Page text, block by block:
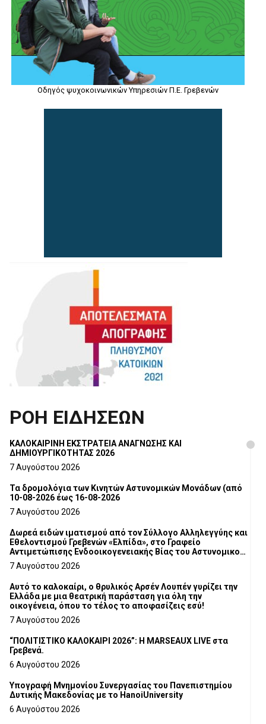
Οδηγός ψυχοκοινωνικών Υπηρεσιών Π.Ε. Γρεβενών
ΡΟΗ ΕΙΔΗΣΕΩΝ
ΚΑΛΟΚΑΙΡΙΝΗ ΕΚΣΤΡΑΤΕΙΑ ΑΝΑΓΝΩΣΗΣ ΚΑΙ
ΔΗΜΙΟΥΡΓΙΚΟΤΗΤΑΣ 2026
7 Αυγούστου 2026
Τα δρομολόγια των Κινητών Αστυνομικών Μονάδων (από
10-08-2026 έως 16-08-2026
7 Αυγούστου 2026
Δωρεά ειδών ιματισμού από τον Σύλλογο Αλληλεγγύης και
Εθελοντισμού Γρεβενών «Ελπίδα», στο Γραφείο
Αντιμετώπισης Ενδοοικογενειακής Βίας του Αστυνομικού
Τμήματος Γρεβενών
7 Αυγούστου 2026
Αυτό το καλοκαίρι, ο θρυλικός Αρσέν Λουπέν γυρίζει την
Ελλάδα με μια θεατρική παράσταση για όλη την
οικογένεια, όπου το τέλος το αποφασίζεις εσύ!
7 Αυγούστου 2026
“ΠΟΛΙΤΙΣΤΙΚΟ ΚΑΛΟΚΑΙΡΙ 2026”: Η MARSEAUX LIVE στα
Γρεβενά.
6 Αυγούστου 2026
Υπογραφή Μνημονίου Συνεργασίας του Πανεπιστημίου
Δυτικής Μακεδονίας με το HanoiUniversity
6 Αυγούστου 2026